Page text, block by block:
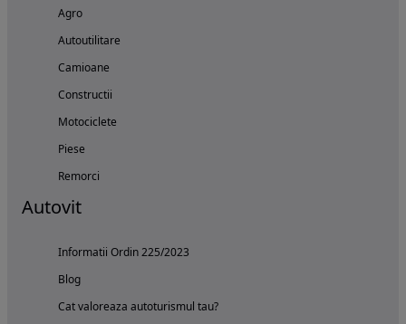
Agro
Autoutilitare
Camioane
Constructii
Motociclete
Piese
Remorci
Autovit
Informatii Ordin 225/2023
Blog
Cat valoreaza autoturismul tau?